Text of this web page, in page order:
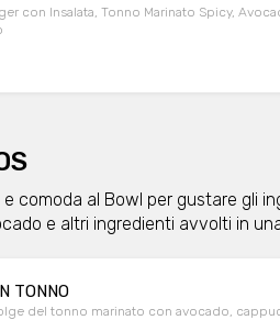
con Insalata, Tonno Marinato Spicy,
comoda al Bowl per gustare gli
e altri ingredienti avvolti in
TONNO